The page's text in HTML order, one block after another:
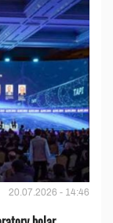
20.07.2026 - 14:46